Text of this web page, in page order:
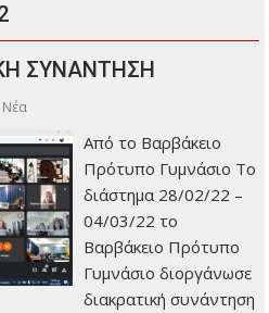
ΣΥΝΑΝΤΗΣΗ
Νέα
Από το Βαρβάκειο
Πρότυπο Γυμνάσιο Το
διάστημα 28/02/22 –
04/03/22 το
Βαρβάκειο Πρότυπο
Γυμνάσιο διοργάνωσε
διακρατική συνάντηση